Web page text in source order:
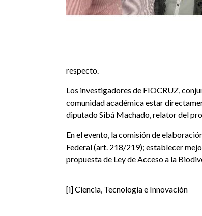
respecto.
Los investigadores de FIOCRUZ,
comunidad académica estar
diputado Sibá Machado, relator del
En el evento, la comisión de
Federal (art. 218/219); establecer
propuesta de Ley de Acceso a la
[i] Ciencia, Tecnología e Innovación